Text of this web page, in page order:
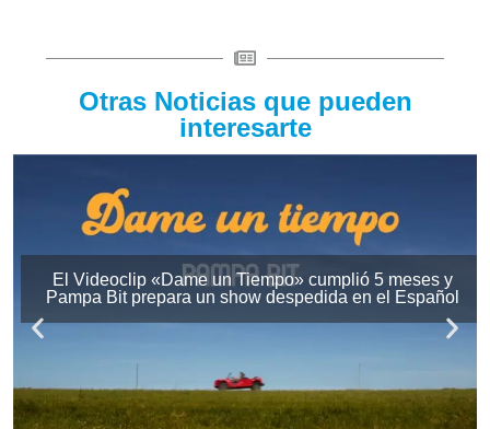
Otras Noticias que pueden
interesarte
El Videoclip «Dame un Tiempo» cumplió 5 meses y
Pampa Bit prepara un show despedida en el Español